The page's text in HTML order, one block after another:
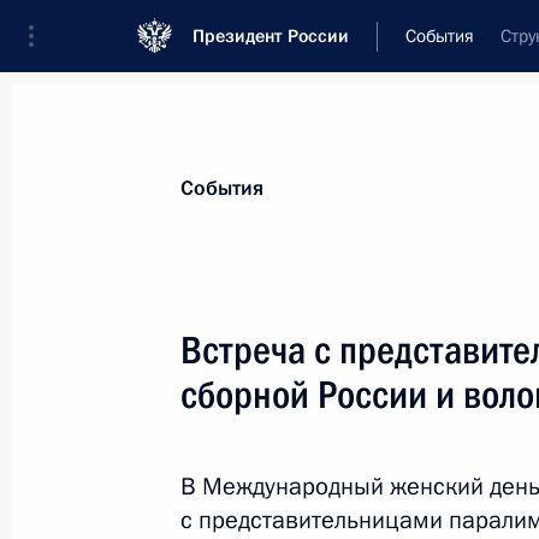
Президент России События
Новости
Поздравление победителям
11 марта 2014 года, 14:10
События
Встреча с
сборной России и
В Международный женский
с представительницами